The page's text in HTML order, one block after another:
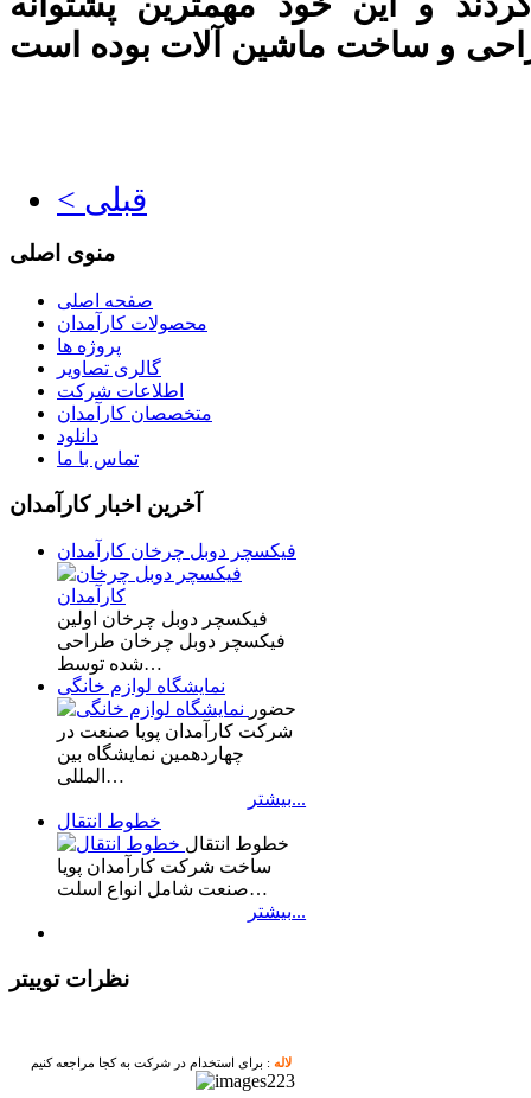
و ساخت ماشین آلات بوده است
< قبلی
منوی اصلی
صفحه اصلی
محصولات کارآمدان
پروژه ها
گالری تصاویر
اطلاعات شرکت
متخصصان کارآمدان
دانلود
تماس با ما
آخرین اخبار کارآمدان
فیکسچر دوبل چرخان کارآمدان
فیکسچر دوبل چرخان اولین
فیکسچر دوبل چرخان طراحی
شده توسط…
نمایشگاه لوازم خانگی
حضور
شرکت کارآمدان پویا صنعت در
چهاردهمین نمایشگاه بین
المللی…
بیشتر...
خطوط انتقال
خطوط انتقال
ساخت شرکت کارآمدان پویا
صنعت شامل انواع اسلت…
بیشتر...
نظرات توییتر
لاله : برای استخدام در شرکت به کجا مراجعه کنیم